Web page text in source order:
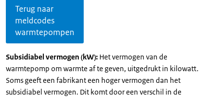
Terug naar
meldcodes
warmtepompen
Subsidiabel vermogen (kW): Het vermogen van de
warmtepomp om warmte af te geven, uitgedrukt in kilowatt.
Soms geeft een fabrikant een hoger vermogen dan het
subsidiabel vermogen. Dit komt door een verschil in de